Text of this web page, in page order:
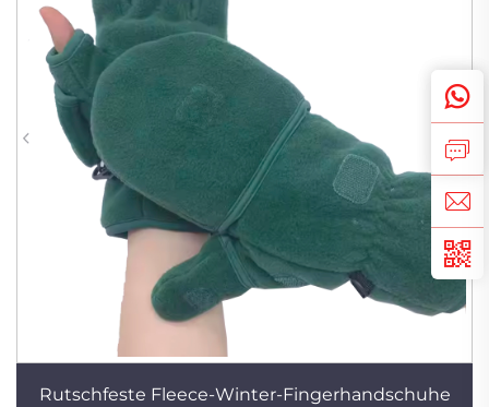
Rutschfeste Fleece-Winter-Fingerhandschuhe